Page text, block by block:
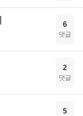
6
댓글
2
댓글
5